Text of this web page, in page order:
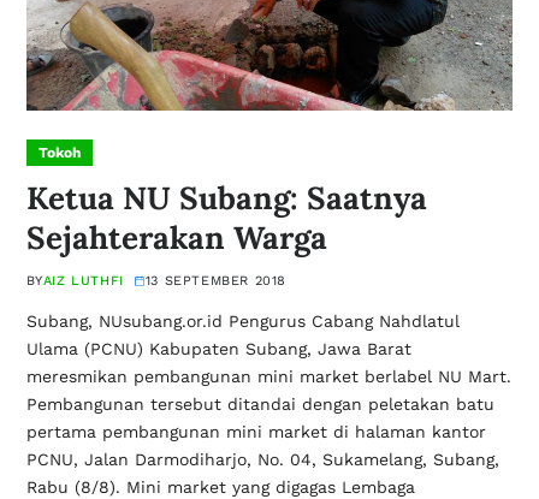
Tokoh
Ketua NU Subang: Saatnya
Sejahterakan Warga
BYAIZ LUTHFI 13 SEPTEMBER 2018
Subang, NUsubang.or.id Pengurus Cabang Nahdlatul
Ulama (PCNU) Kabupaten Subang, Jawa Barat
meresmikan pembangunan mini market berlabel NU Mart.
Pembangunan tersebut ditandai dengan peletakan batu
pertama pembangunan mini market di halaman kantor
PCNU, Jalan Darmodiharjo, No. 04, Sukamelang, Subang,
Rabu (8/8). Mini market yang digagas Lembaga